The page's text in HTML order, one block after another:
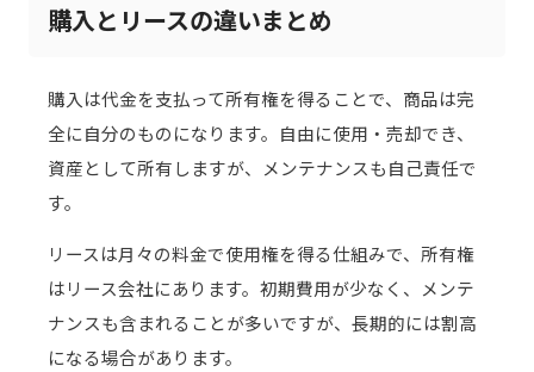
購入とリースの違いまとめ
購入は代金を支払って所有権を得ることで、商品は完
全に自分のものになります。自由に使用・売却でき、
資産として所有しますが、メンテナンスも自己責任で
す。
リースは月々の料金で使用権を得る仕組みで、所有権
はリース会社にあります。初期費用が少なく、メンテ
ナンスも含まれることが多いですが、長期的には割高
になる場合があります。